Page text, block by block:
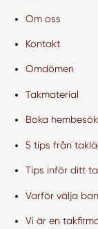
Om oss
Kontakt
Omdömen
Takmaterial
Boka
5 tips från
Tips inför ditt
Varför välja
Vi är en